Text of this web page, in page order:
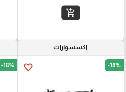
add_shopping_cart
اكسسوارات
favorite_border -18%
-18%